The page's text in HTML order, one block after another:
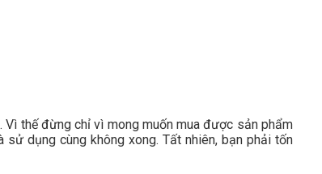
thế đừng chỉ vì mong muốn mua được sản phẩm
dụng cùng không xong. Tất nhiên, bạn phải tốn